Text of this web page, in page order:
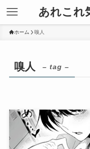
あれこれ
ホーム 嗅人
嗅人 – tag –